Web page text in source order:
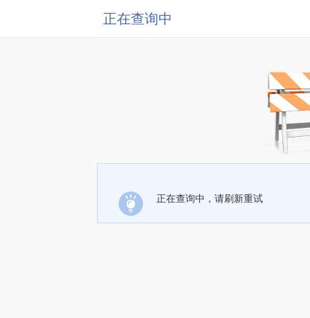
正在查询中
正在查询中，请刷新重试